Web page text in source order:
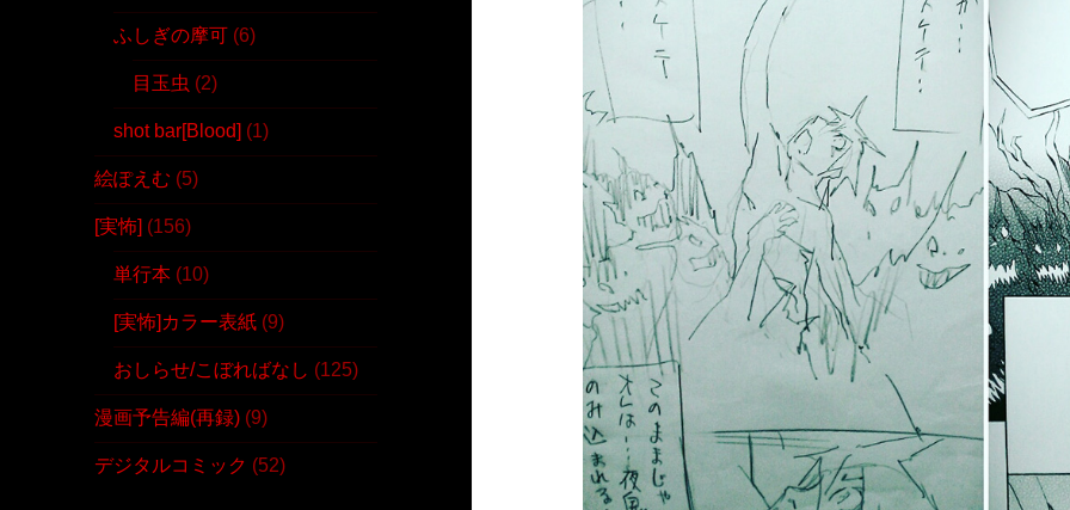
ふしぎの摩可 (6)
目玉虫 (2)
shot bar[Blood] (1)
絵ぽえむ (5)
[実怖] (156)
単行本 (10)
[実怖]カラー表紙 (9)
おしらせ/こぼればなし (125)
漫画予告編(再録) (9)
デジタルコミック (52)